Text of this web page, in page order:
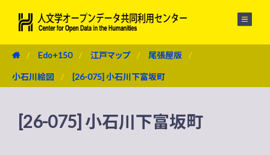
Edo+150 江戸マップ 尾張屋版
小石川絵図 [26-075] 小石川下富坂町
[26-075] 小石川下富坂町